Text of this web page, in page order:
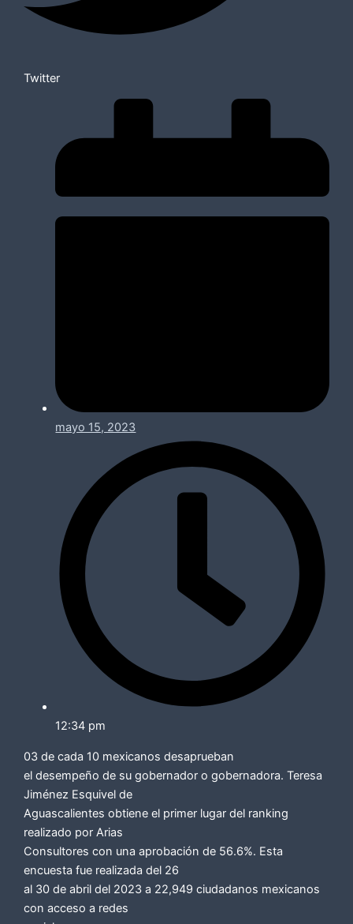
Twitter
mayo 15, 2023
12:34 pm
03 de cada 10 mexicanos desaprueban
el desempeño de su gobernador o gobernadora. Teresa
Jiménez Esquivel de
Aguascalientes obtiene el primer lugar del ranking
realizado por Arias
Consultores con una aprobación de 56.6%. Esta
encuesta fue realizada del 26
al 30 de abril del 2023 a 22,949 ciudadanos mexicanos
con acceso a redes